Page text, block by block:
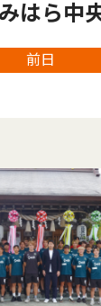
はら中
前日